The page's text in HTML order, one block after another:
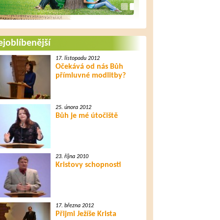
17. listopadu 2012
Očekává od nás Bůh
přímluvné modlitby?
25. února 2012
Bůh je mé útočiště
23. října 2010
Kristovy schopnosti
17. března 2012
Přijmi Ježíše Krista